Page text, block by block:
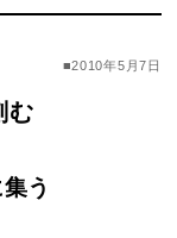
■2010年5月7日
む
う